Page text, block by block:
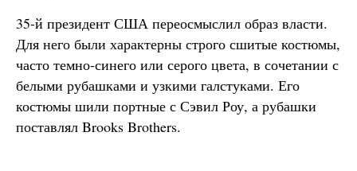
35-й президент США переосмыслил образ власти.
Для него были характерны строго сшитые костюмы,
часто темно-синего или серого цвета, в сочетании с
белыми рубашками и узкими галстуками. Его
костюмы шили портные с Сэвил Роу, а рубашки
поставлял Brooks Brothers.